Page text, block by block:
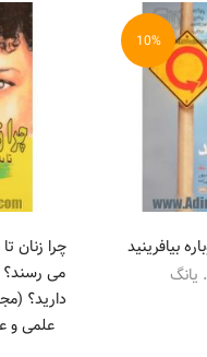
10%
بیافرینید
یانگ
چرا زنان
می رسند؟
دارید؟
علمی و